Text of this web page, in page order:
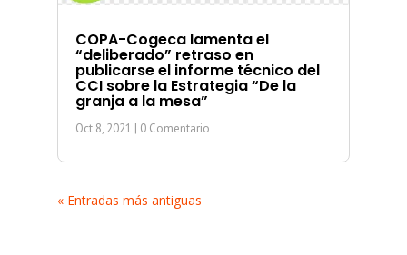
COPA-Cogeca lamenta el
“deliberado” retraso en
publicarse el informe técnico del
CCI sobre la Estrategia “De la
granja a la mesa”
Oct 8, 2021 | 0 Comentario
« Entradas más antiguas